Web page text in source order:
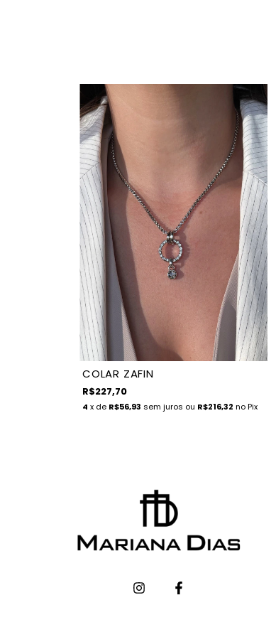
COLAR ZAFIN
R$227,70
4 x de R$56,93 sem juros ou R$216,32 no Pix